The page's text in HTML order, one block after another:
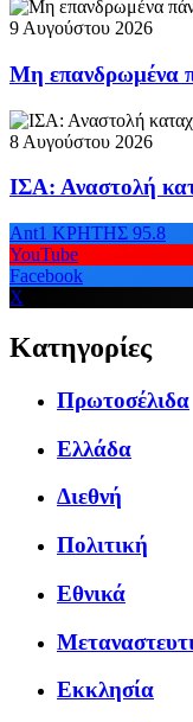
9 Αυγούστου 2026
Μη επανδρωμένα
8 Αυγούστου 2026
ΙΣΑ: Αναστολή
Ant1 ΚΡΗΤΗΣ 95.8
YouTube
Facebook
X
Κατηγορίες
Πρωτοσέλιδα
Ελλάδα
Διεθνή
Πολιτική
Εθνικά
Εκκλησία